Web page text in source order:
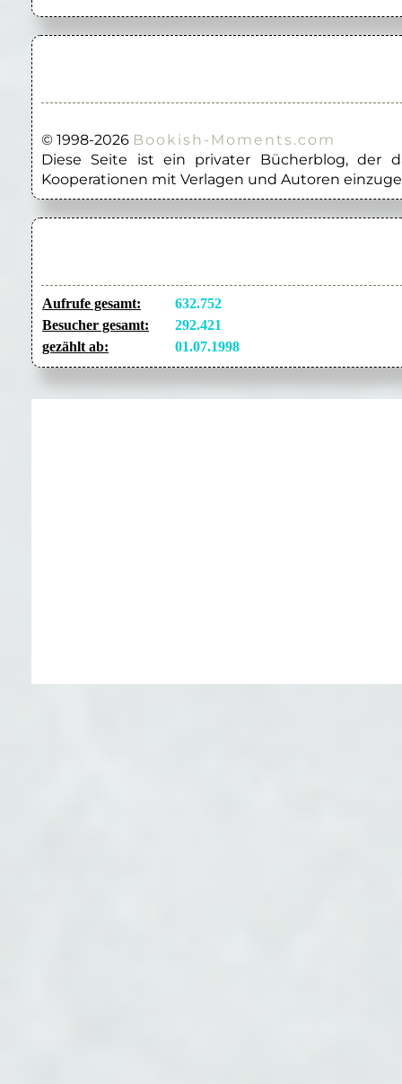
© 1998-2026 Bookish-Moments.com
Diese Seite ist ein privater Bücherblog, der
Kooperationen mit Verlagen und Autoren
Aufrufe gesamt:
632.752
Besucher gesamt:
292.421
gezählt ab:
01.07.1998